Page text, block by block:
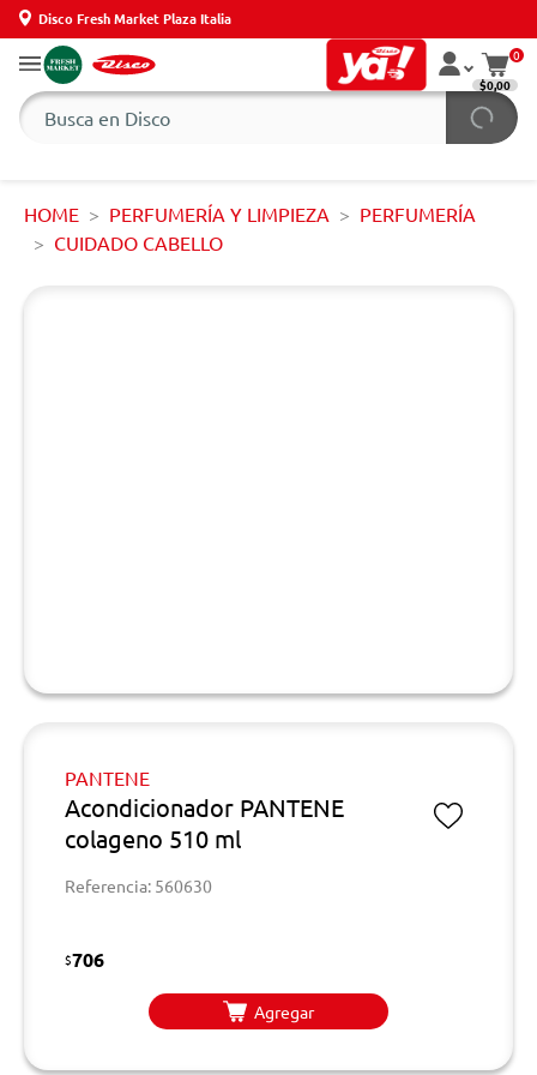
Disco Fresh Market Plaza Italia
0
$0,00
HOME PERFUMERÍA Y LIMPIEZA
PERFUMERÍA
CUIDADO CABELLO
PANTENE
Acondicionador PANTENE
colageno 510 ml
Referencia: 560630
$706
Agregar